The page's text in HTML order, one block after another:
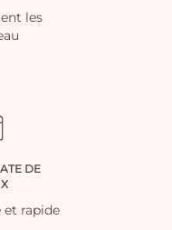
les
DE
rapide